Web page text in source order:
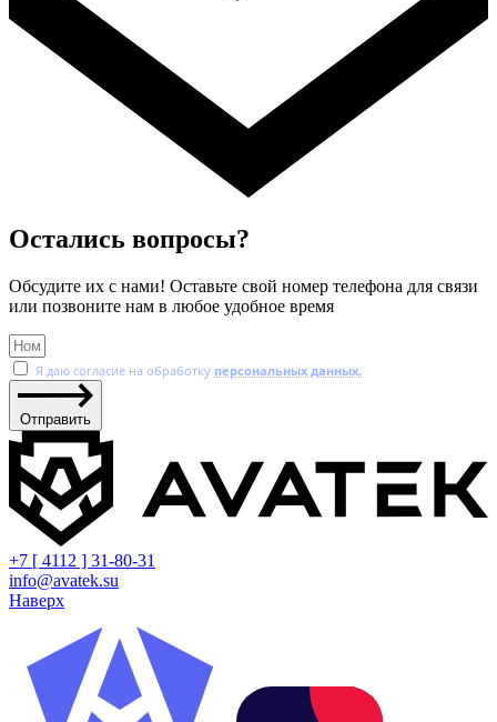
Остались вопросы?
Обсудите их с нами! Оставьте свой номер телефона для связи
или позвоните нам в любое удобное время
Я даю согласие на обработку персональных данных.
Отправить
+7 [ 4112 ] 31-80-31
info@avatek.su
Наверх